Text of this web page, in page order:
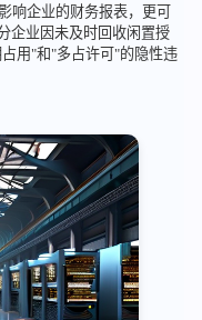
响企业的财务报表，更可
企业因未及时回收闲置授
用"和"多占许可"的隐性违